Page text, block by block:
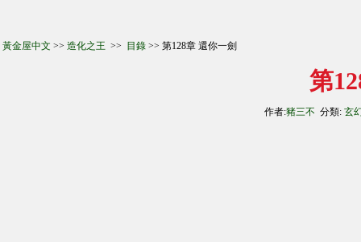
黃金屋中文 >> 造化之王 >> 目錄 >> 第128章 還你一劍
第
作者:豬三不 分類: 玄